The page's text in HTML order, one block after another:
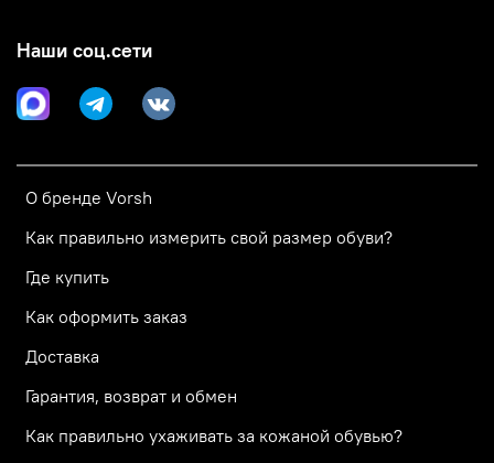
О бренде Vorsh
Как правильно измерить свой размер обуви?
Где купить
Как оформить заказ
Доставка
Гарантия, возврат и обмен
Как правильно ухаживать за кожаной обувью?
Наши соц.сети